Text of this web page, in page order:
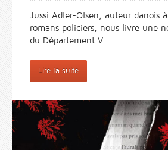
Jussi Adler-Olsen, auteur danois
romans policiers, nous livre une
du Département V.
Lire la suite